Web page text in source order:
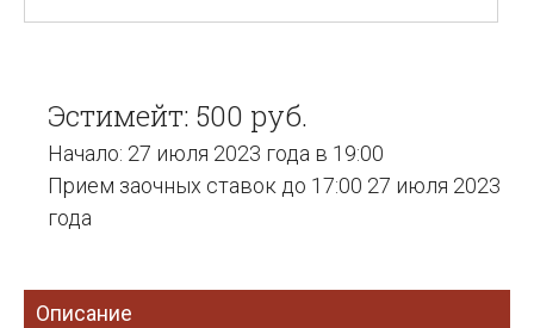
Эстимейт: 500 руб.
Начало: 27 июля 2023 года в 19:00
Прием заочных ставок до 17:00 27 июля 2023
года
Описание